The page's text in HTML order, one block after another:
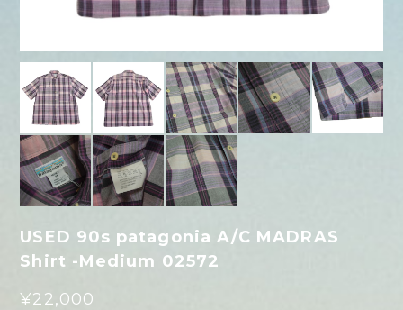
USED 90s patagonia A/C MADRAS
Shirt -Medium 02572
¥22,000